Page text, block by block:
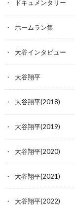
ドキュメンタリー
ホームラン集
大谷インタビュー
大谷翔平
大谷翔平(2018)
大谷翔平(2019)
大谷翔平(2020)
大谷翔平(2021)
大谷翔平(2022)